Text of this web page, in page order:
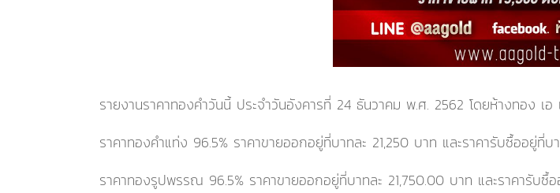
รายงานราคาทองคำวันนี้ ประจำวันอังคารที่ 24 ธันวาคม พ.ศ. 2562 โดยห้างทอง เอ
ราคาทองคำแท่ง 96.5% ราคาขายออกอยู่ที่บาทละ 21,250 บาท และราคารับซื้ออยู่ที่บ
ราคาทองรูปพรรณ 96.5% ราคาขายออกอยู่ที่บาทละ 21,750.00 บาท และราคารับซื้